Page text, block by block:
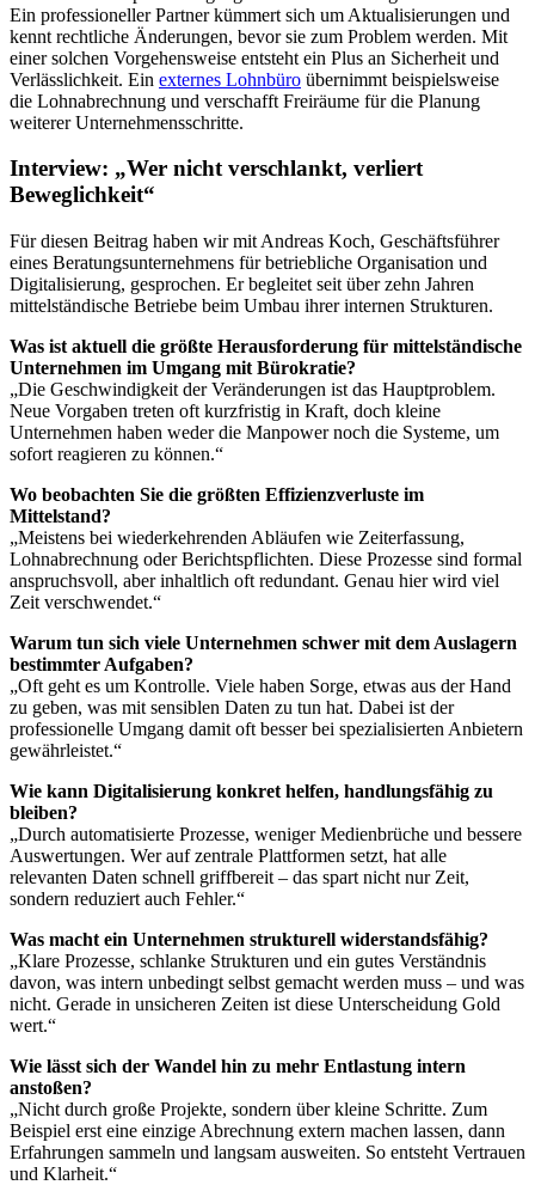
Ein professioneller Partner kümmert sich um Aktualisierungen und
kennt rechtliche Änderungen, bevor sie zum Problem werden. Mit
einer solchen Vorgehensweise entsteht ein Plus an Sicherheit und
Verlässlichkeit. Ein externes Lohnbüro übernimmt beispielsweise
die Lohnabrechnung und verschafft Freiräume für die Planung
weiterer Unternehmensschritte.
Interview: „Wer nicht verschlankt, verliert
Beweglichkeit“
Für diesen Beitrag haben wir mit Andreas Koch, Geschäftsführer
eines Beratungsunternehmens für betriebliche Organisation und
Digitalisierung, gesprochen. Er begleitet seit über zehn Jahren
mittelständische Betriebe beim Umbau ihrer internen Strukturen.
Was ist aktuell die größte Herausforderung für mittelständische
Unternehmen im Umgang mit Bürokratie?
„Die Geschwindigkeit der Veränderungen ist das Hauptproblem.
Neue Vorgaben treten oft kurzfristig in Kraft, doch kleine
Unternehmen haben weder die Manpower noch die Systeme, um
sofort reagieren zu können.“
Wo beobachten Sie die größten Effizienzverluste im
Mittelstand?
„Meistens bei wiederkehrenden Abläufen wie Zeiterfassung,
Lohnabrechnung oder Berichtspflichten. Diese Prozesse sind formal
anspruchsvoll, aber inhaltlich oft redundant. Genau hier wird viel
Zeit verschwendet.“
Warum tun sich viele Unternehmen schwer mit dem Auslagern
bestimmter Aufgaben?
„Oft geht es um Kontrolle. Viele haben Sorge, etwas aus der Hand
zu geben, was mit sensiblen Daten zu tun hat. Dabei ist der
professionelle Umgang damit oft besser bei spezialisierten Anbietern
gewährleistet.“
Wie kann Digitalisierung konkret helfen, handlungsfähig zu
bleiben?
„Durch automatisierte Prozesse, weniger Medienbrüche und bessere
Auswertungen. Wer auf zentrale Plattformen setzt, hat alle
relevanten Daten schnell griffbereit – das spart nicht nur Zeit,
sondern reduziert auch Fehler.“
Was macht ein Unternehmen strukturell widerstandsfähig?
„Klare Prozesse, schlanke Strukturen und ein gutes Verständnis
davon, was intern unbedingt selbst gemacht werden muss – und was
nicht. Gerade in unsicheren Zeiten ist diese Unterscheidung Gold
wert.“
Wie lässt sich der Wandel hin zu mehr Entlastung intern
anstoßen?
„Nicht durch große Projekte, sondern über kleine Schritte. Zum
Beispiel erst eine einzige Abrechnung extern machen lassen, dann
Erfahrungen sammeln und langsam ausweiten. So entsteht Vertrauen
und Klarheit.“